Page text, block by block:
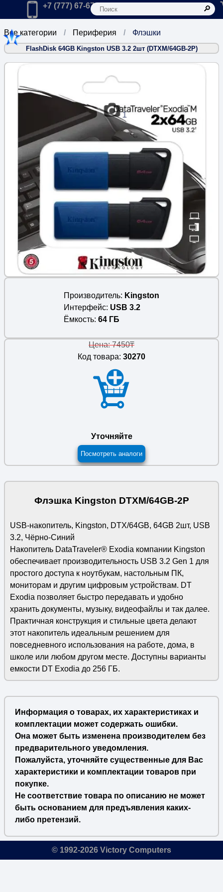
Главная
Позвонить в компанию по телефону:
+7 (777) 67-67-666
Флэшки
Периферия
Все категории
FlashDisk 64GB Kingston USB 3.2 2шт (DTXM/64GB-2P)
1
Производитель
Kingston
Интерфейс USB 3.2
Ёмкость 64 ГБ
Цена: 7450₸
Код товара: 30270
Уточняйте
Посмотреть аналоги
Флэшка Kingston DTXM/64GB-2P
USB-накопитель, Kingston, DTX/64GB, 64GB 2шт, USB
3.2, Чёрно-Синий
Накопитель DataTraveler® Exodia компании Kingston
обеспечивает производительность USB 3.2 Gen 1 для
простого доступа к ноутбукам, настольным ПК,
мониторам и другим цифровым устройствам. DT
Exodia позволяет быстро передавать и удобно
хранить документы, музыку, видеофайлы и так далее.
Практичная конструкция и стильные цвета делают
этот накопитель идеальным решением для
повседневного использования на работе, дома, в
школе или любом другом месте. Доступны варианты
емкости DT Exodia до 256 ГБ.
Информация о товарах, их характеристиках и
комплектации может содержать ошибки.
Она может быть изменена производителем без
предварительного уведомления.
Пожалуйста, уточняйте существенные для Вас
характеристики и комплектации товаров при
покупке.
Не соответствие товара по описанию не может
быть основанием для предъявления каких-
либо претензий.
© 1992-2026 Victory Computers